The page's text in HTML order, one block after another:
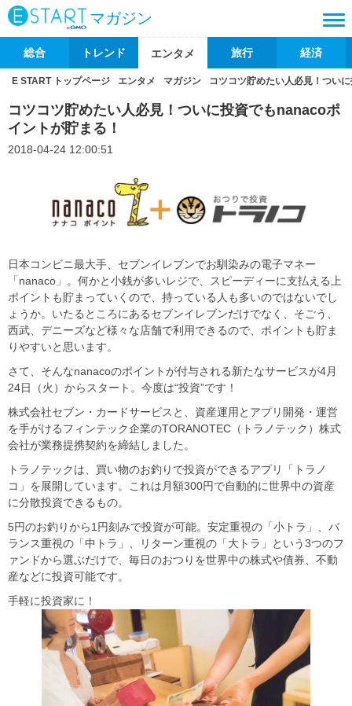
マガジン
総合 トレンド エンタメ 旅行 経済
E START トップページ エンタメ マガジン コツコツ貯めたい人必見！つい
コツコツ貯めたい人必見！ついに投資でもnanacoポ
イントが貯まる！
2018-04-24 12:00:51
日本コンビニ最大手、セブンイレブンでお馴染みの電子マネー
「nanaco」。何かと小銭が多いレジで、スピーディーに支払える上
ポイントも貯まっていくので、持っている人も多いのではないでし
ょうか。いたるところにあるセブンイレブンだけでなく、そごう、
西武、デニーズなど様々な店舗で利用できるので、ポイントも貯ま
りやすいと思います。
さて、そんなnanacoのポイントが付与される新たなサービスが4月
24日（火）からスタート。今度は“投資”です！
株式会社セブン・カードサービスと、資産運用とアプリ開発・運営
を手がけるフィンテック企業のTORANOTEC（トラノテック）株式
会社が業務提携契約を締結しました。
トラノテックは、買い物のお釣りで投資ができるアプリ「トラノ
コ」を展開しています。これは月額300円で自動的に世界中の資産
に分散投資できるもの。
5円のお釣りから1円刻みで投資が可能。安定重視の「小トラ」、バ
ランス重視の「中トラ」、リターン重視の「大トラ」という3つのフ
ァンドから選ぶだけで、毎日のおつりを世界中の株式や債券、不動
産などに投資可能です。
手軽に投資家に！